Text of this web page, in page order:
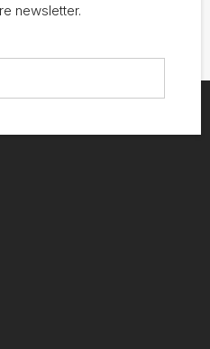
newsletter.